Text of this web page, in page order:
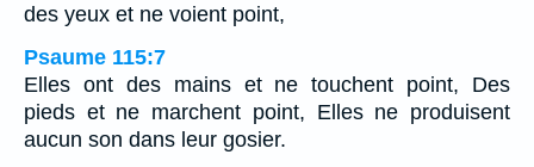
des yeux et ne voient point,
Psaume 115:7
Elles ont des mains et ne touchent point, Des
pieds et ne marchent point, Elles ne produisent
aucun son dans leur gosier.